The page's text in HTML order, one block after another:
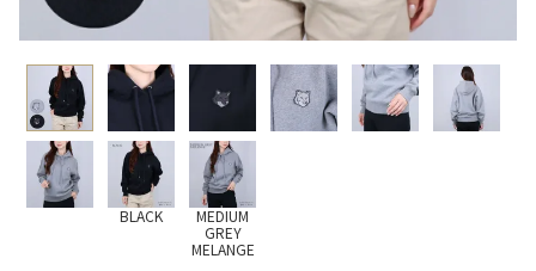
BLACK
MEDIUM
GREY
MELANGE